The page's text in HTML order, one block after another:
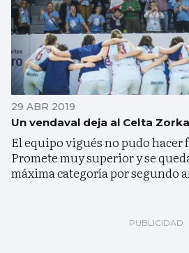
29 ABR 2019
Un vendaval deja al Celta
El equipo vigués no pudo hacer
Promete muy superior y se
máxima categoría por segundo